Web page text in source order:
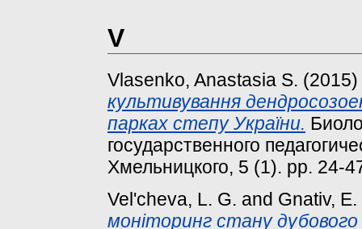
V
Vlasenko, Anastasia S. (2015)
культивування
парках степу України.
государственного
Хмельницкого, 5 (1). pp. 24-
Vel'cheva, L. G. and Gnativ, E.
моніторинг стану